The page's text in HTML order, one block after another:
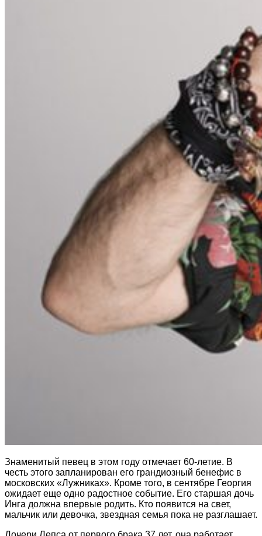
Знаменитый певец в этом году отмечает 60-летие. В
честь этого запланирован его грандиозный бенефис в
московских «Лужниках». Кроме того, в сентябре Георгия
ожидает еще одно радостное событие. Его старшая дочь
Инга должна впервые родить. Кто появится на свет,
мальчик или девочка, звездная семья пока не разглашает.